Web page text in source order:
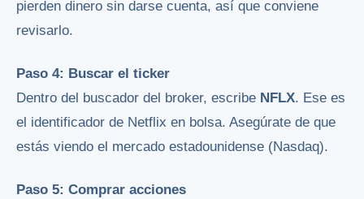
pierden dinero sin darse cuenta, así que conviene
revisarlo.
Paso 4: Buscar el ticker
Dentro del buscador del broker, escribe NFLX. Ese es
el identificador de Netflix en bolsa. Asegúrate de que
estás viendo el mercado estadounidense (Nasdaq).
Paso 5: Comprar acciones